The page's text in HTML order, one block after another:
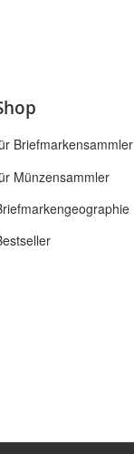
Briefmarkensammler
Münzensammler